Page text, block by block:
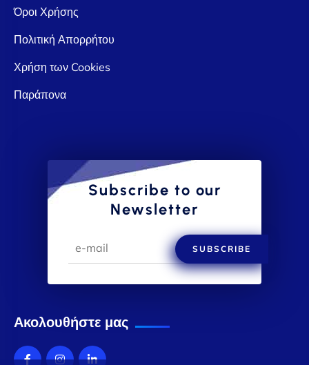
Όροι Χρήσης
Πολιτική Απορρήτου
Χρήση των Cookies
Παράπονα
Subscribe to our
Newsletter
SUBSCRIBE
Ακολουθήστε μας